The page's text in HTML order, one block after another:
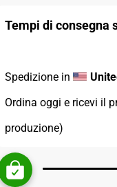
Tempi di consegna
Spedizione in
Ordina oggi e ricevi il
produzione)